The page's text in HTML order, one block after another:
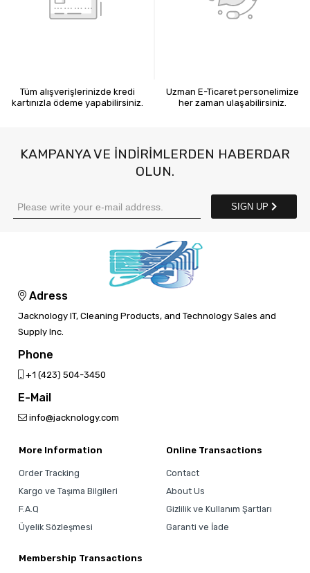
Tüm alışverişlerinizde kredi
kartınızla ödeme yapabilirsiniz.
Uzman E-Ticaret personelimize
her zaman ulaşabilirsiniz.
KAMPANYA VE INDIRIMLERDEN HABERDAR
OLUN.
SIGN UP
Adress
Jacknology IT, Cleaning Products, and Technology Sales and
Supply Inc.
Phone
‎+1 (423) 504-3450
E-Mail
info@jacknology.com
More Information
Order Tracking
Kargo ve Taşıma Bilgileri
F.A.Q
Üyelik Sözleşmesi
Online Transactions
Contact
About Us
Gizlilik ve Kullanım Şartları
Garanti ve İade
Membership Transactions